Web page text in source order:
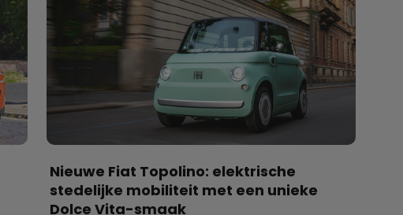
Nieuwe Fiat Topolino: elektrische
stedelijke mobiliteit met een unieke
De Nieuwe Topolino voldoet aan alle
basisvoorwaarden voor duurzame vrijheid in de stad: